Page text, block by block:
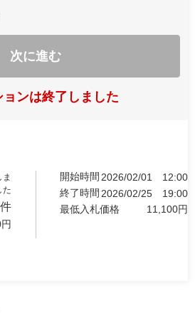
次に進む
ョンは終了しました
た
件
円
開始時間 2026/02/01
12:00
終了時間 2026/02/25
19:00
最低入札価格
11,100円